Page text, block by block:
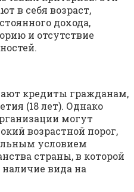
в себя возраст,
дохода,
и отсутствие
кредиты гражданам,
(18 лет). Однако
могут
возрастной порог,
условием
страны, в которой
вида на